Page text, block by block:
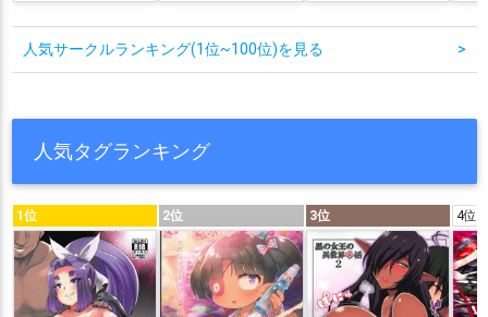
人気サークルランキング(1位~100位)を見る >
人気タグランキング
1位 2位 3位 4位